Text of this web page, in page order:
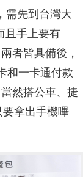
需先到台灣大
且手上要有
兩者皆具備後，
和一卡通付款
然搭公車、捷
拿出手機嗶